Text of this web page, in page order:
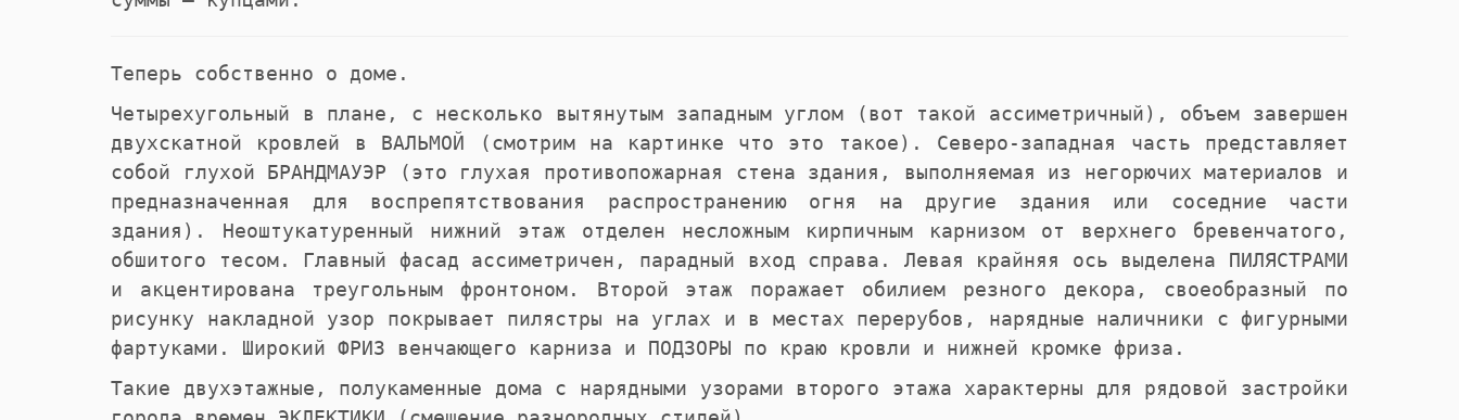
Теперь собственно о доме.
Четырехугольный в плане, с несколько вытянутым западным углом (вот такой ассиметричный), объем завершен
двухскатной кровлей в ВАЛЬМОЙ (смотрим на картинке что это такое). Северо-западная часть представляет
собой глухой БРАНДМАУЭР (это глухая противопожарная стена здания, выполняемая из негорючих материалов и
предназначенная для воспрепятствования распространению огня на другие здания или соседние части
здания). Неоштукатуренный нижний этаж отделен несложным кирпичным карнизом от верхнего бревенчатого,
обшитого тесом. Главный фасад ассиметричен, парадный вход справа. Левая крайняя ось выделена ПИЛЯСТРАМИ
и акцентирована треугольным фронтоном. Второй этаж поражает обилием резного декора, своеобразный по
рисунку накладной узор покрывает пилястры на углах и в местах перерубов, нарядные наличники с фигурными
фартуками. Широкий ФРИЗ венчающего карниза и ПОДЗОРЫ по краю кровли и нижней кромке фриза.
Такие двухэтажные, полукаменные дома с нарядными узорами второго этажа характерны для рядовой застройки